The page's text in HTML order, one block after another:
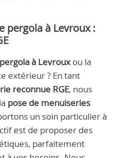
pergola à Levroux :
à Levrouxou la
extérieur ? En tant
reconnue RGE, nous
pose de menuiseries
un soin particulier à
est de proposer des
parfaitement